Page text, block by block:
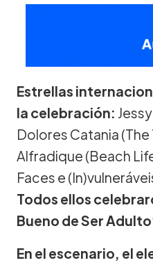
Estrellas
la celebración:
Dolores Catania
Alfradique (Beach
Faces e
Todos ellos
Bueno de Ser
En el escenario, el